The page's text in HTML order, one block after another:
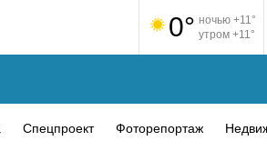
0° ночью +11°
утром +11°
Спецпроект Фоторепортаж